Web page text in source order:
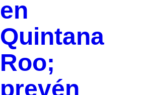
en
Quintana
Roo;
prevén